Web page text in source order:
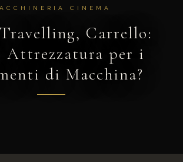
CINEMA
Carrello:
Attrezzatura per i
di Macchina?